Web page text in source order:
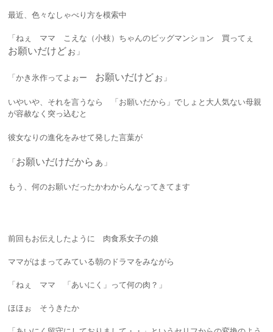
最近、色々なしゃべり方を模索中
「ねぇ ママ こえな（小枝）ちゃんのビッグマンション 買ってぇ
お願いだけどぉ 」
「かき氷作ってよぉー お願いだけどぉ 」
いやいや、それを言うなら 「お願いだから」でしょと大人気ない母親
が容赦なく突っ込むと
彼女なりの進化をみせて発した言葉が
「お願いだけだからぁ 」
もう、何のお願いだったかわからんなってきてます
前回もお伝えしたように 肉食系女子の娘
ママがはまってみている朝のドラマをみながら
「ねぇ ママ 「あいにく」って何の肉？」
ほほぉ そうきたか